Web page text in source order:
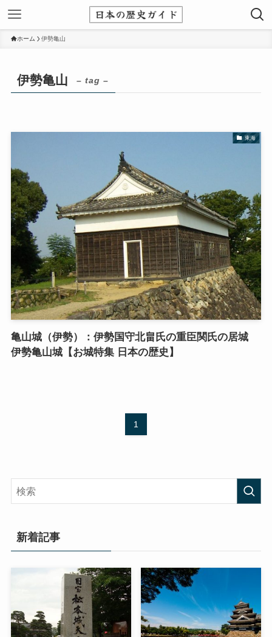
ホーム 伊勢亀山
伊勢亀山 – tag –
東海
亀山城（伊勢）：伊勢国守北畠氏の重臣関氏の居城
伊勢亀山城【お城特集 日本の歴史】
1
新着記事